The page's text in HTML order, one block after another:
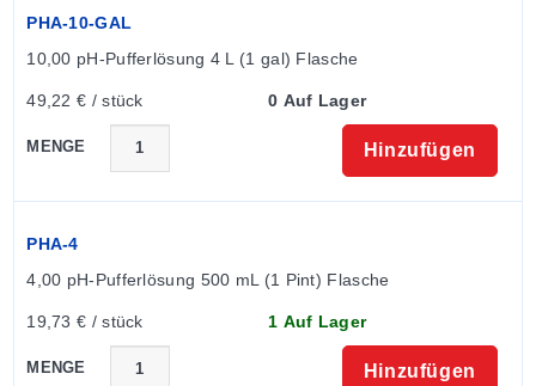
wiederverwendbar).
Spezifikationen und eine vollständige Liste der
verfügbaren Modelle herunter.
PHA-10-GAL
10,00 pH-Pufferlösung 4 L (1 gal) Flasche
49,22 € / stück 0 Auf Lager
MENGE Hinzufügen
PHA-4
4,00 pH-Pufferlösung 500 mL (1 Pint) Flasche
19,73 € / stück 1 Auf Lager
MENGE Hinzufügen